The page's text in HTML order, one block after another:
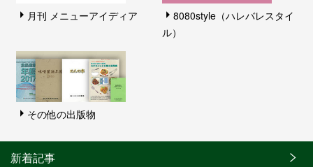
月刊 メニューアイディア
8080style（ハレバレスタイ
ル）
その他の出版物
新着記事